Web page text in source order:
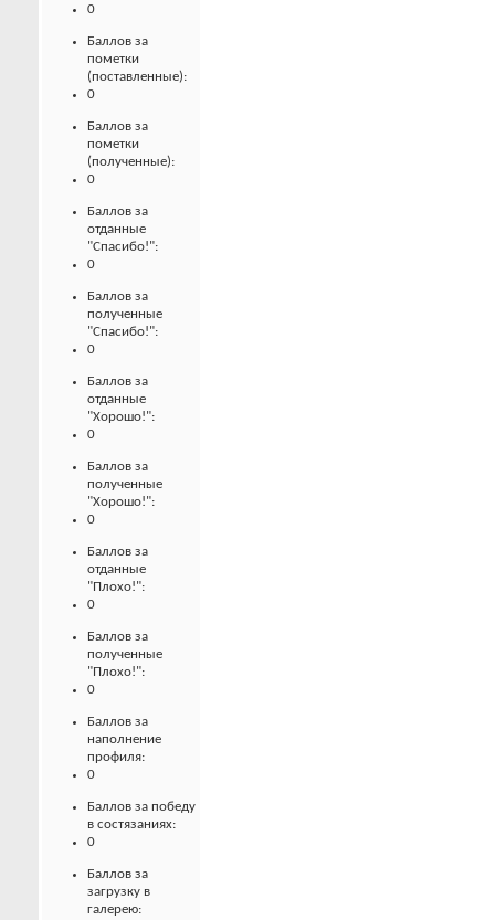
0
Баллов за
пометки
(поставленные):
0
Баллов за
пометки
(полученные):
0
Баллов за
отданные
"Спасибо!":
0
Баллов за
полученные
"Спасибо!":
0
Баллов за
отданные
"Хорошо!":
0
Баллов за
полученные
"Хорошо!":
0
Баллов за
отданные
"Плохо!":
0
Баллов за
полученные
"Плохо!":
0
Баллов за
наполнение
профиля:
0
Баллов за победу
в состязаниях:
0
Баллов за
загрузку в
галерею: